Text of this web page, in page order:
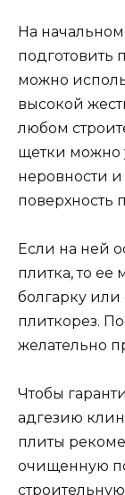
На начальном
подготовить
можно
высокой
любом
щетки можно
неровности
поверхность
Если на ней
плитка, то ее
болгарку
плиткорез.
желательно
Чтобы
адгезию
плиты
очищенную